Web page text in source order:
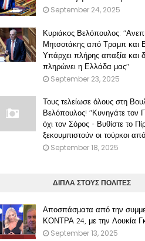
September 24, 2025
Κυριάκος Βελόπουλος:
Μητσοτάκης από Τραμπ και
Υπάρχει πλήρης απαξία και
πληρώνει η Ελλάδα μας"
September 23, 2025
Τους τελείωσε όλους στη
Βελόπουλος! "Κυνηγάτε τον
όχι τον Σόρος - Βυθίστε το
ξεκουμπιστούν οι τούρκοι
September 18, 2025
ΔΙΠΛΑ ΣΤΟΥΣ ΠΟΛΙΤΕΣ
Αποσπάσματα από την
ΚΟΝΤΡΑ 24, με την Λουκία
September 13, 2025